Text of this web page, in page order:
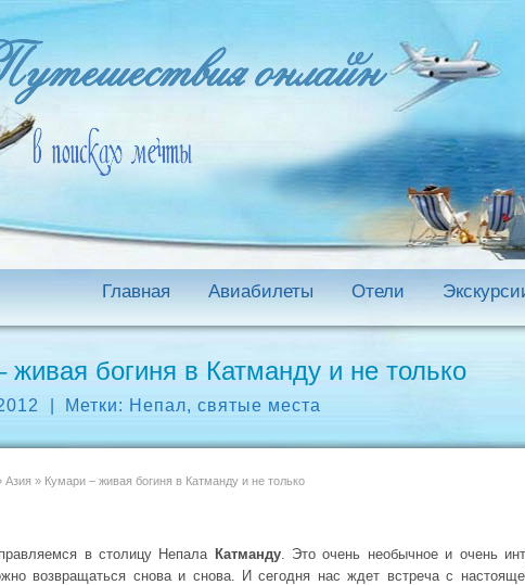
Главная Авиабилеты Отели
живая богиня в Катманду и не только
Метки: Непал,святые места
Азия » Кумари – живая богиня в Катманду и не только
в столицу Непала Катманду. Это очень необычное и очень
возвращаться снова и снова. И сегодня нас ждет встреча с